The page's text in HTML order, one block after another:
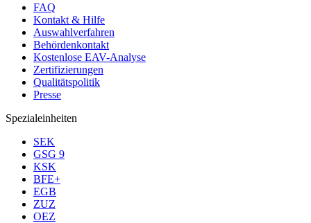
FAQ
Kontakt & Hilfe
Auswahlverfahren
Behördenkontakt
Kostenlose EAV-Analyse
Zertifizierungen
Qualitätspolitik
Presse
Spezialeinheiten
SEK
GSG 9
KSK
BFE+
EGB
ZUZ
OEZ